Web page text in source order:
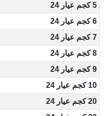
5 كجم عيار 24
6 كجم عيار 24
7 كجم عيار 24
8 كجم عيار 24
9 كجم عيار 24
10 كجم عيار 24
20 كجم عيار 24